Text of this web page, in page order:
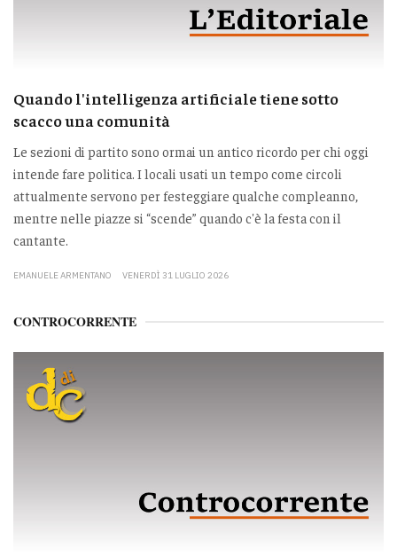
Quando l'intelligenza artificiale tiene sotto
scacco una comunità
Le sezioni di partito sono ormai un antico ricordo per chi oggi
intende fare politica. I locali usati un tempo come circoli
attualmente servono per festeggiare qualche compleanno,
mentre nelle piazze si “scende” quando c'è la festa con il
cantante.
EMANUELE ARMENTANO VENERDÌ 31 LUGLIO 2026
CONTROCORRENTE